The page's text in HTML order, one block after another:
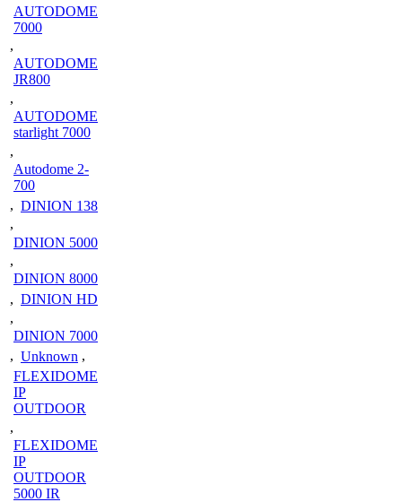
AUTODOME
7000
,
AUTODOME
JR800
,
AUTODOME
starlight 7000
,
Autodome 2-
700
, DINION 138
,
DINION 5000
,
DINION 8000
, DINION HD
,
DINION 7000
, Unknown ,
FLEXIDOME
IP
OUTDOOR
,
FLEXIDOME
IP
OUTDOOR
5000 IR